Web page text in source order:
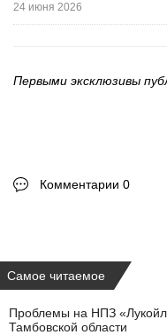
24 июня 2026
Первыми эксклюзивы
Комментарии 0
Самое читаемое
Проблемы на НПЗ
Тамбовской области